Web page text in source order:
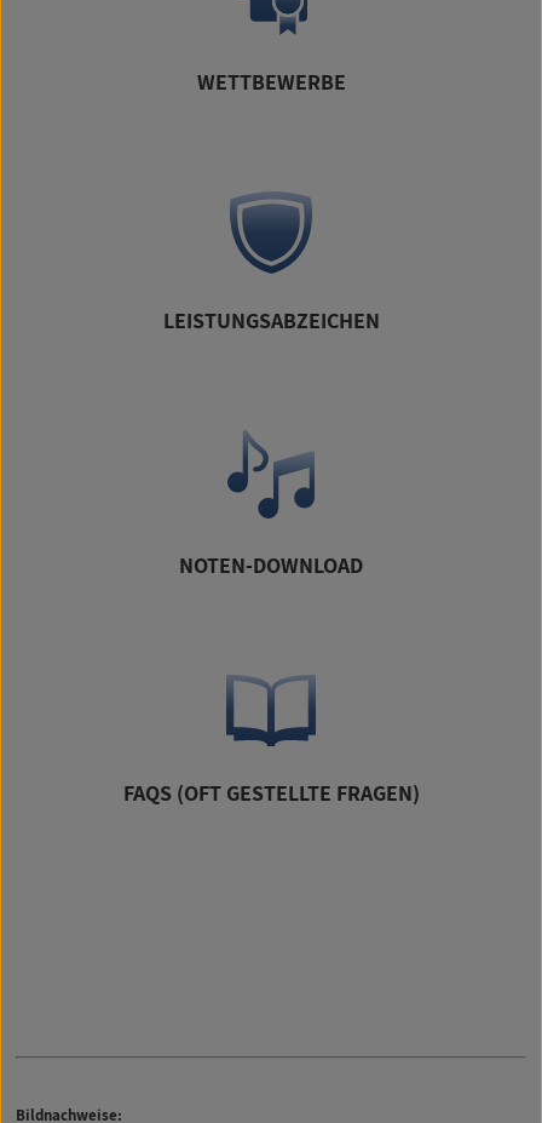
WETTBEWERBE
LEISTUNGSABZEICHEN
NOTEN-DOWNLOAD
FAQS (OFT GESTELLTE FRAGEN)
Bildnachweise: